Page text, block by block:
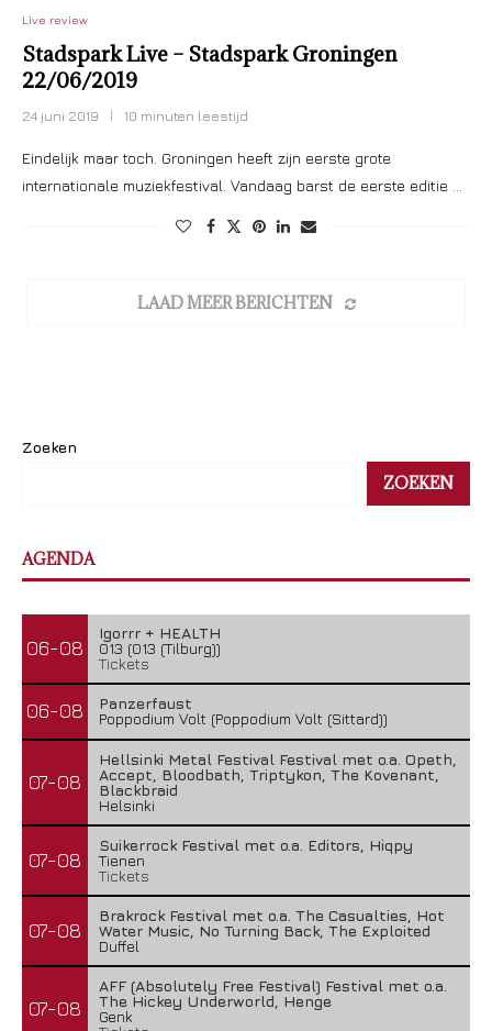
Live review
Stadspark Live – Stadspark Groningen
22/06/2019
24 juni 2019 10 minuten leestijd
Eindelijk maar toch. Groningen heeft zijn eerste grote
internationale muziekfestival. Vandaag barst de eerste editie …
LAAD MEER BERICHTEN
Zoeken
ZOEKEN
AGENDA
06-08
Igorrr + HEALTH
013 (013 (Tilburg))
Tickets
06-08
Panzerfaust
Poppodium Volt (Poppodium Volt (Sittard))
07-08
Hellsinki Metal Festival Festival met o.a. Opeth,
Accept, Bloodbath, Triptykon, The Kovenant,
Blackbraid
Helsinki
07-08
Suikerrock Festival met o.a. Editors, Hiqpy
Tienen
Tickets
07-08
Brakrock Festival met o.a. The Casualties, Hot
Water Music, No Turning Back, The Exploited
Duffel
07-08
AFF (Absolutely Free Festival) Festival met o.a.
The Hickey Underworld, Henge
Genk